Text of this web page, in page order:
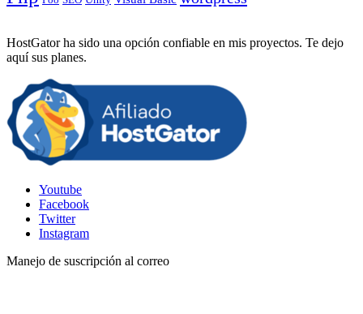
HostGator ha sido una opción confiable en mis proyectos. Te dejo
aquí sus planes.
Youtube
Facebook
Twitter
Instagram
Manejo de suscripción al correo